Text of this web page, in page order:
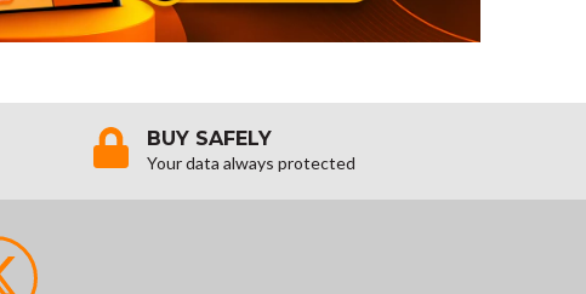
BUY SAFELY
Your data always protected